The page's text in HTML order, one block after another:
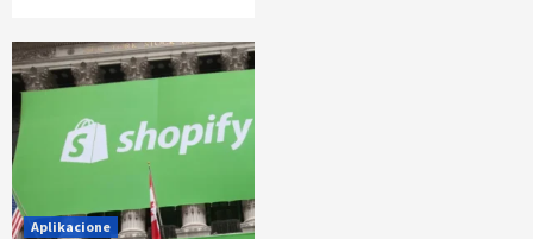
Aplikacione